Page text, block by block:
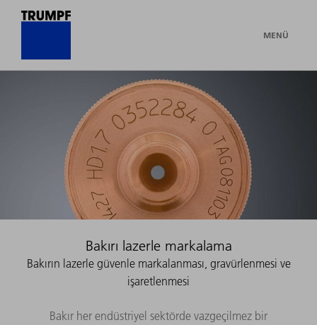
MENÜ
Bakırı lazerle markalama
Bakırın lazerle güvenle markalanması, gravürlenmesi ve
işaretlenmesi
Bakır her endüstriyel sektörde vazgeçilmez bir